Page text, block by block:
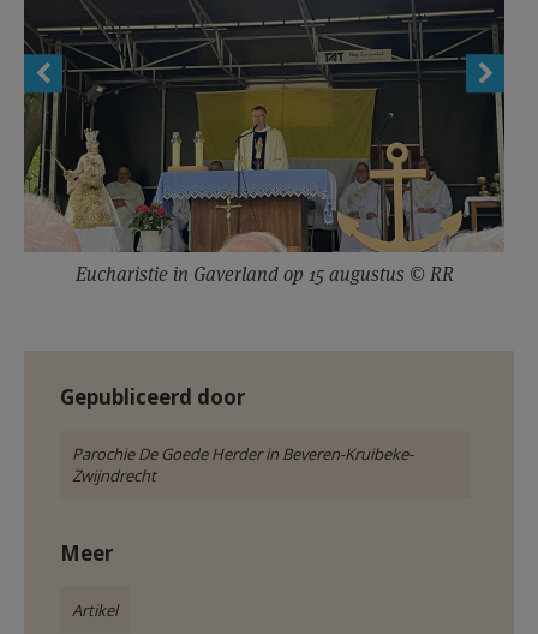
Eucharistie in Gaverland op 15 augustus © RR
Gepubliceerd door
Parochie De Goede Herder in Beveren-Kruibeke-
Zwijndrecht
Meer
Artikel